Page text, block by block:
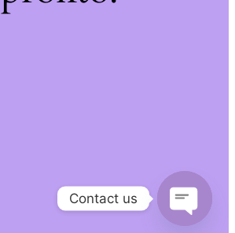
Contact us